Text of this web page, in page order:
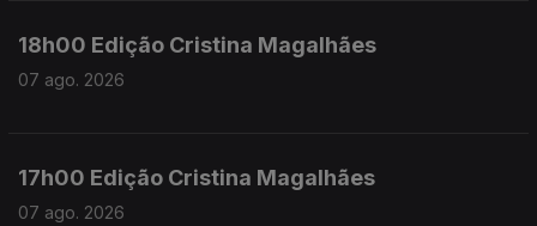
18h00 Edição Cristina Magalhães
07 ago. 2026
17h00 Edição Cristina Magalhães
07 ago. 2026